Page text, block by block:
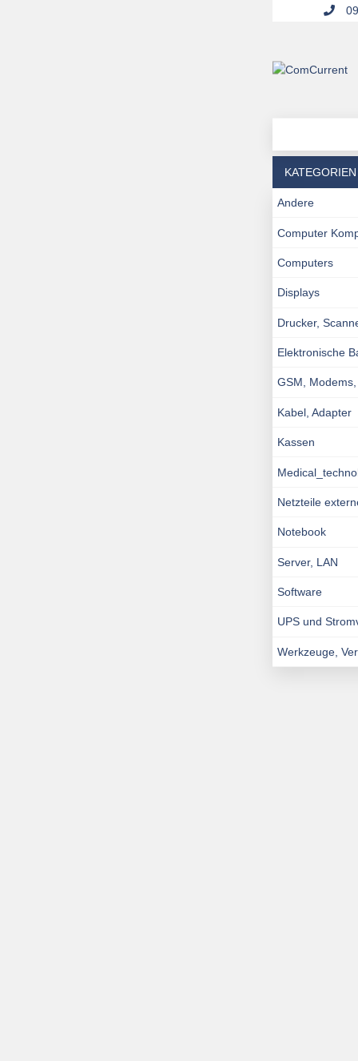
KATEGORIEN
Andere
Computer
Computers
Displays
Drucker,
Elektronische
GSM,
Kabel, Adapter
Kassen
Netzteile
Notebook
Server, LAN
Software
UPS und
Werkzeuge,